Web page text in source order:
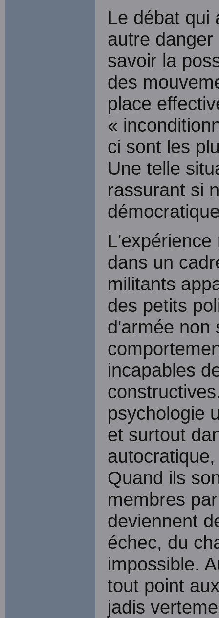
Le débat qui
autre
savoir la
des
place
«
ci sont les
Une telle
rassurant si
dans un
militants
des petits
d'armée non
incapables
psychologie
et surtout
Quand ils
membres
deviennent
échec, du
impossible.
tout point
jadis